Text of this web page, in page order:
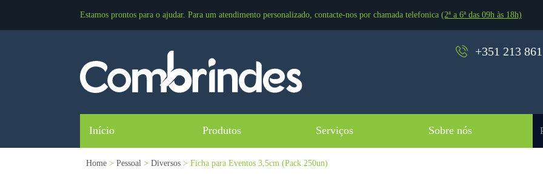
Estamos prontos para o ajudar. Para um atendimento personalizado, contacte-nos por chamada telefonica (2ª a 6ª das 09h às 18h)
+351 213
Início Produtos Serviços Sobre nós
Home > Pessoal > Diversos > Ficha para Eventos 3,5cm (Pack 250un)